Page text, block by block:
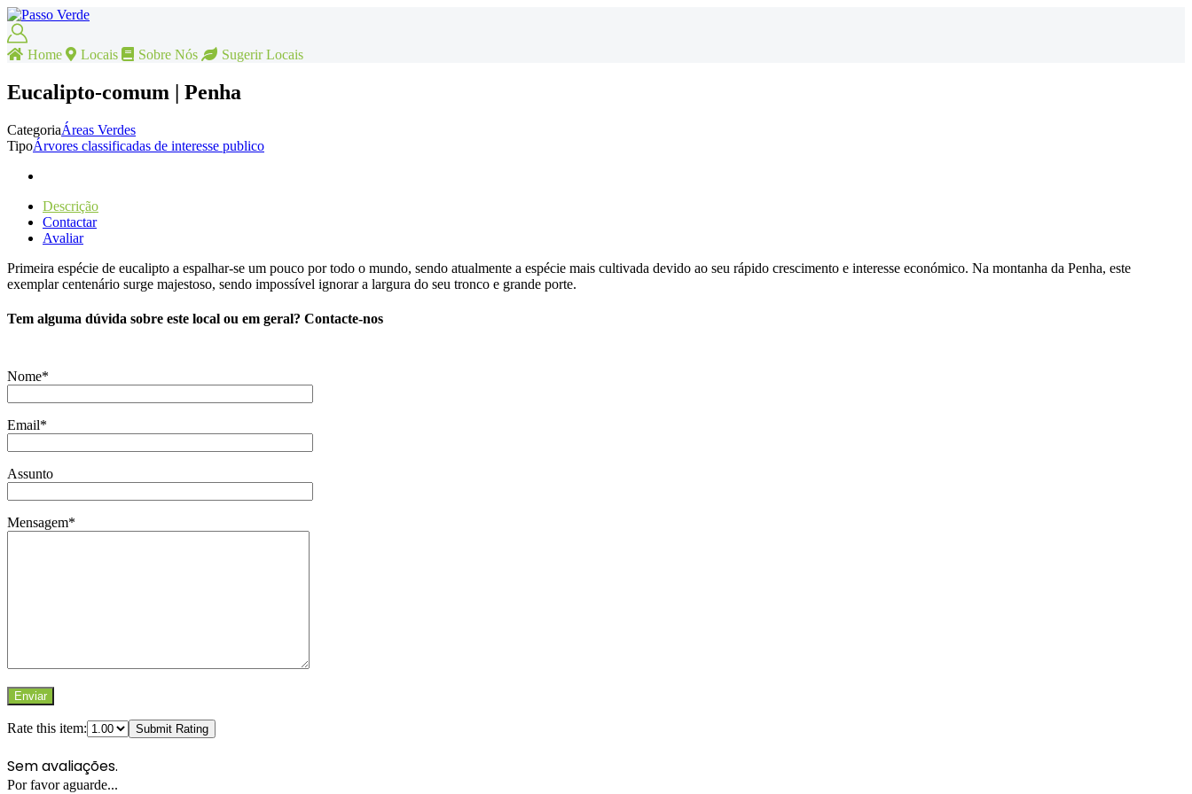
Home Locais Sobre Nós Sugerir Locais
Eucalipto-comum | Penha
CategoriaÁreas Verdes
TipoÁrvores classificadas de interesse publico
Descrição
Contactar
Avaliar
Primeira espécie de eucalipto a espalhar-se um pouco por todo o mundo, sendo atualmente a espécie mais cultivada devido ao seu rápido crescimento e interesse económico. Na montanha da Penha, este
exemplar centenário surge majestoso, sendo impossível ignorar a largura do seu tronco e grande porte.
Tem alguma dúvida sobre este local ou em geral? Contacte-nos
Nome*
Email*
Assunto
Mensagem*
Rate this item: Submit Rating
Sem avaliações.
Por favor aguarde...